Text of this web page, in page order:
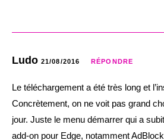
Ludo 21/08/2016 RÉPONDRE
Le téléchargement a été très long et
Concrètement, on ne voit pas grand
jour. Juste le menu démarrer qui a
add-on pour Edge, notamment